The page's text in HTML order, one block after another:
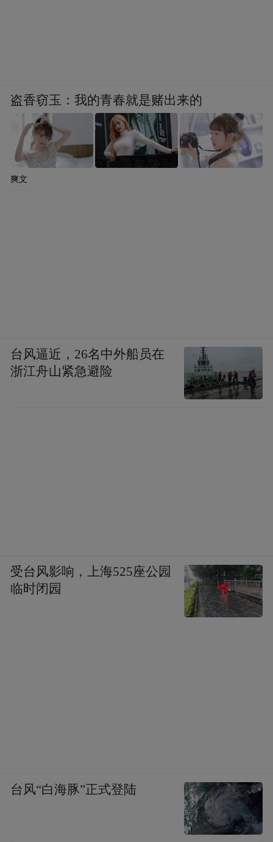
盗香窃玉：我的青春就是赌出来的
爽文
台风逼近，26名中外船员在
浙江舟山紧急避险
受台风影响，上海525座公园
临时闭园
台风“白海豚”正式登陆